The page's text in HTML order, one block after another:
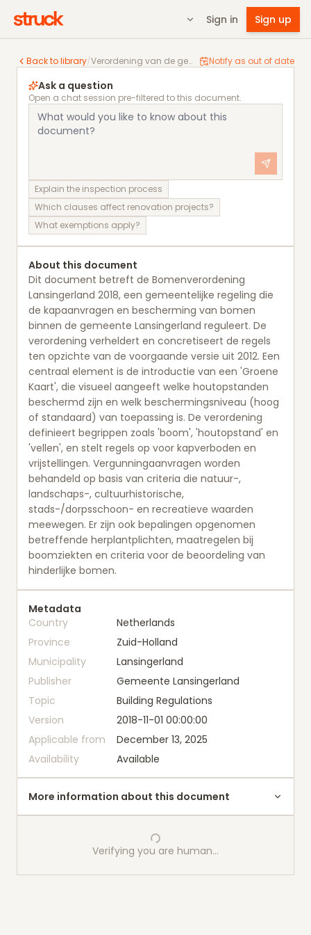
Sign in Sign up
Back to library/ Verordening van de gemeenteraad van de gemeente Lansingerland houdende regels omtrent kappen bomen Bomenverordening Lansingerland 2018 Notify as out of date
Verordening van de gemeenteraad van de
Ask a question
Open a chat session pre-filtered to this document.
Explain the inspection process
Which clauses affect renovation projects?
What exemptions apply?
About this document
Dit document betreft de Bomenverordening
Lansingerland 2018, een gemeentelijke regeling die
de kapaanvragen en bescherming van bomen
binnen de gemeente Lansingerland reguleert. De
verordening verheldert en concretiseert de regels
ten opzichte van de voorgaande versie uit 2012. Een
centraal element is de introductie van een 'Groene
Kaart', die visueel aangeeft welke houtopstanden
beschermd zijn en welk beschermingsniveau (hoog
of standaard) van toepassing is. De verordening
definieert begrippen zoals 'boom', 'houtopstand' en
'vellen', en stelt regels op voor kapverboden en
vrijstellingen. Vergunningaanvragen worden
behandeld op basis van criteria die natuur-,
landschaps-, cultuurhistorische,
stads-/dorpsschoon- en recreatieve waarden
meewegen. Er zijn ook bepalingen opgenomen
betreffende herplantplichten, maatregelen bij
boomziekten en criteria voor de beoordeling van
hinderlijke bomen.
Metadata
Country
Netherlands
Province
Zuid-Holland
Municipality
Lansingerland
Publisher
Gemeente Lansingerland
Topic
Building Regulations
Version
2018-11-01 00:00:00
Applicable from
December 13, 2025
Availability
Available
More information about this document
Verifying you are human…